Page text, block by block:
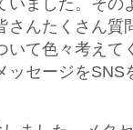
いました。その
さんたくさん質
いて色々考えて
ッセージをSNS